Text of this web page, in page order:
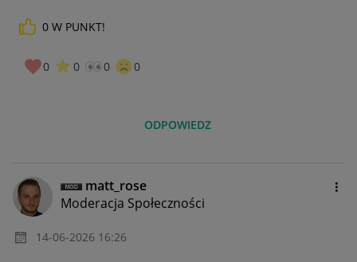
0 W PUNKT!
0 0 0 0
ODPOWIEDZ
matt_rose
Moderacja Społeczności
‎14-06-2026 16:26